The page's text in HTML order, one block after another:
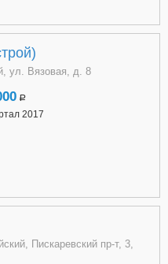
ул. Вязовая, д. 8
a
2017
Пискаревский пр-т, 3,